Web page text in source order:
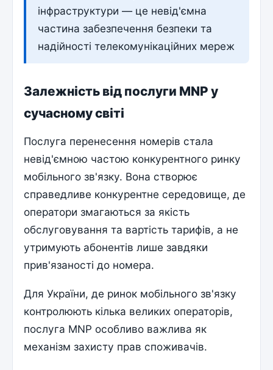
інфраструктури — це невід'ємна
частина забезпечення безпеки та
надійності телекомунікаційних мереж
Залежність від послуги MNP у
сучасному світі
Послуга перенесення номерів стала
невід'ємною частою конкурентного ринку
мобільного зв'язку. Вона створює
справедливе конкурентне середовище, де
оператори змагаються за якість
обслуговування та вартість тарифів, а не
утримують абонентів лише завдяки
прив'язаності до номера.
Для України, де ринок мобільного зв'язку
контролюють кілька великих операторів,
послуга MNP особливо важлива як
механізм захисту прав споживачів.